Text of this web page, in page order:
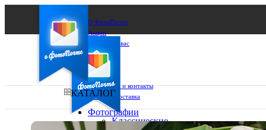
О ФотоПочте
Акции
Сделаем за вас
Бизнесу
FAQ
Франшиза
Поддержка и контакты
Оплата и доставка
КАТАЛОГ
Фотографии
Классические